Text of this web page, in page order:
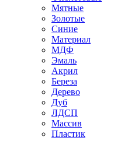
Мятные
Золотые
Синие
Материал
МДФ
Эмаль
Акрил
Береза
Дерево
Дуб
ЛДСП
Массив
Пластик